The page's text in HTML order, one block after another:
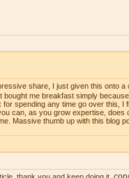
share, I just given this onto
bought me breakfast simply
spending any time go over this, I
can, as you grow expertise, does
Massive thumb up with this blog